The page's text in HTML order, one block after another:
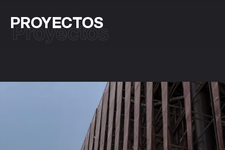
PROYECTOS
Proyectos